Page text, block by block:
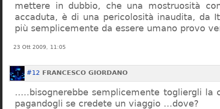
mettere in dubbio, che una mostruosità
accaduta, è di una pericolosità inaudita, da
più semplicemente da essere umano provo
23 Ott 2009, 11:05
#12 FRANCESCO GIORDANO
…..bisognerebbe semplicemente togliergli la
pagandogli se credete un viaggio …dove?